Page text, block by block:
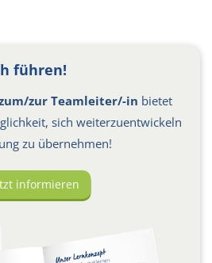
führen!
zur Teamleiter/-in bietet
sich weiterzuentwickeln
zu übernehmen!
informieren